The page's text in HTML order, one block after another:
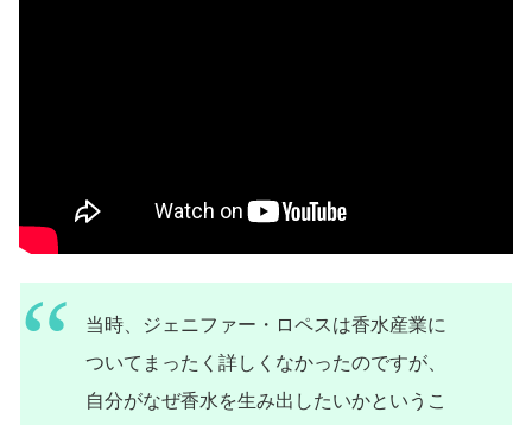
当時、ジェニファー・ロペスは香水産業に
ついてまったく詳しくなかったのですが、
自分がなぜ香水を生み出したいかというこ